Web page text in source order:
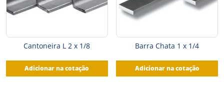
Cantoneira L 2 x 1/8
Adicionar na cotação
Barra Chata 1 x 1/4
Adicionar na cotação